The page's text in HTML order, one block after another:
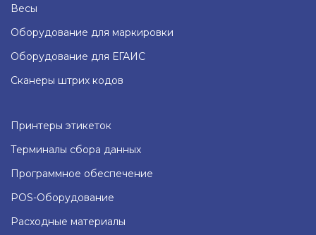
Весы
Оборудование для маркировки
Оборудование для ЕГАИС
Сканеры штрих кодов
Принтеры этикеток
Терминалы сбора данных
Программное обеспечение
POS-Оборудование
Расходные материалы